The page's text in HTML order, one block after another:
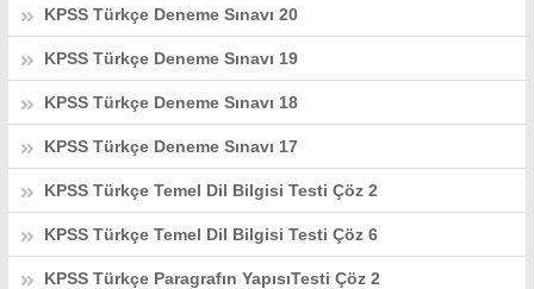
KPSS Türkçe Deneme Sınavı 20
KPSS Türkçe Deneme Sınavı 19
KPSS Türkçe Deneme Sınavı 18
KPSS Türkçe Deneme Sınavı 17
KPSS Türkçe Temel Dil Bilgisi Testi Çöz 2
KPSS Türkçe Temel Dil Bilgisi Testi Çöz 6
KPSS Türkçe Paragrafın YapısıTesti Çöz 2